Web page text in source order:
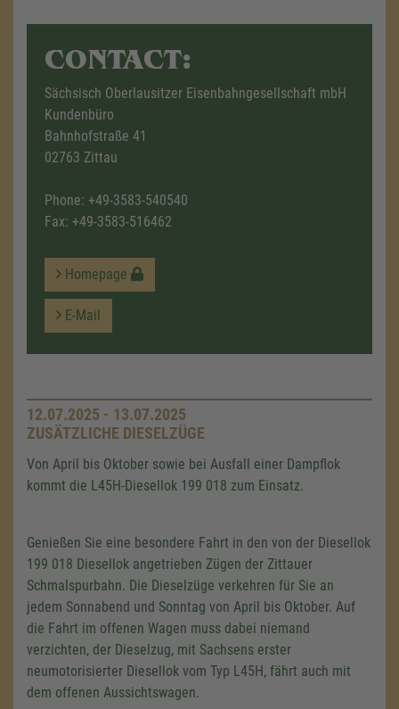
CONTACT:
Sächsisch Oberlausitzer Eisenbahngesellschaft mbH
Kundenbüro
Bahnhofstraße 41
02763 Zittau
Phone: +49-3583-540540
Fax: +49-3583-516462
Homepage
E-Mail
12.07.2025 - 13.07.2025
ZUSÄTZLICHE DIESELZÜGE
Von April bis Oktober sowie bei Ausfall einer Dampflok
kommt die L45H-Diesellok 199 018 zum Einsatz.
Genießen Sie eine besondere Fahrt in den von der Diesellok
199 018 Diesellok angetrieben Zügen der Zittauer
Schmalspurbahn. Die Dieselzüge verkehren für Sie an
jedem Sonnabend und Sonntag von April bis Oktober. Auf
die Fahrt im offenen Wagen muss dabei niemand
verzichten, der Dieselzug, mit Sachsens erster
neumotorisierter Diesellok vom Typ L45H, fährt auch mit
dem offenen Aussichtswagen.